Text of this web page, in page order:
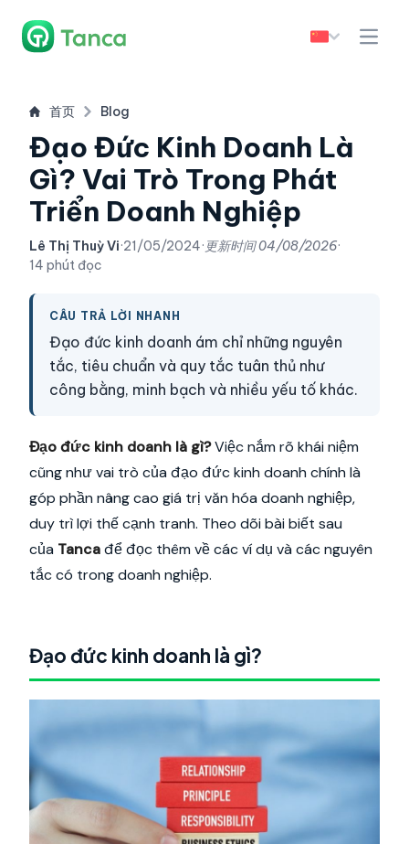
首页 Blog
Đạo Đức Kinh Doanh Là
Gì? Vai Trò Trong Phát
Triển Doanh Nghiệp
Lê Thị Thuỳ Vi·21/05/2024· 更新时间04/08/2026·
14 phút đọc
CÂU TRẢ LỜI NHANH
Đạo đức kinh doanh ám chỉ những nguyên
tắc, tiêu chuẩn và quy tắc tuân thủ như
công bằng, minh bạch và nhiều yếu tố khác.
Đạo đức kinh doanh là gì?Việc nắm rõ khái niệm
cũng như vai trò của đạo đức kinh doanh chính là
góp phần nâng cao giá trị văn hóa doanh nghiệp,
duy trì lợi thế cạnh tranh. Theo dõi bài biết sau
của Tancađể đọc thêm về các ví dụ và các nguyên
tắc có trong doanh nghiệp.
Đạo đức kinh doanh là gì?